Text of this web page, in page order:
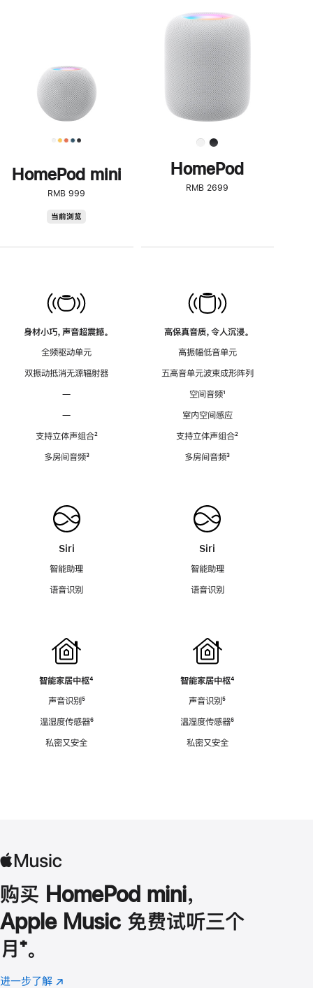
HomePod mini
RMB 999
当前浏览
身材小巧，声音超震撼。
全频驱动单元
双振动抵消无源辐射器
—
—
支持立体声组合脚
²
多房间音频脚
³
Siri
智能助理
语音识别
智能家居中枢脚
⁴
声音识别脚
⁵
温湿度传感器脚
⁶
私密又安全
步
了
解
HomePod<
HomePod
RMB 2699
高保真音质，令人沉浸。
高振幅低音单元
五高音单元波束成形阵列
空间音频脚
¹
室内空间感应
支持立体声组合脚
²
多房间音频脚
³
Siri
智能助理
语音识别
智能家居中枢脚
⁴
声音识别脚
⁵
温湿度传感器脚
⁶
私密又安全
购买 HomePod mini，
Apple Music 免费试听三个
月 脚
注
⁺。
进一步了解 Apple
(在